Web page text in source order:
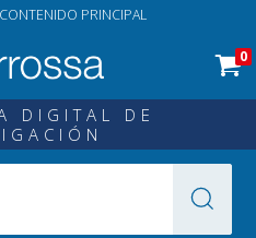
PRINCIPAL
0
DIGITAL DE